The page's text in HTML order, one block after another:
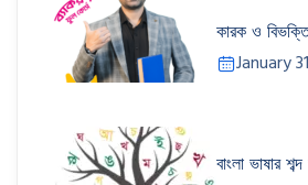
কারক ও
January
বাংলা ভাষার